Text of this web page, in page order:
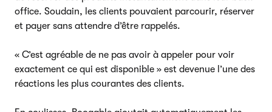
office. Soudain, les clients pouvaient parcourir, réserver
et payer sans attendre d’être rappelés.
« C’est agréable de ne pas avoir à appeler pour voir
exactement ce qui est disponible » est devenue l’une des
réactions les plus courantes des clients.